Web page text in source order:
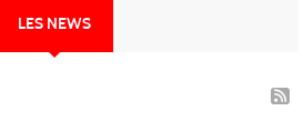
LES NEWS